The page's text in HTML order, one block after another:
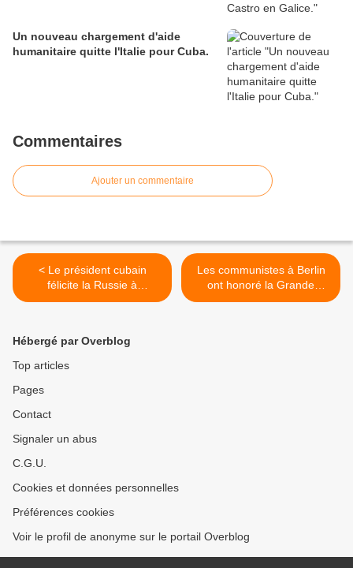
Un nouveau chargement d'aide
humanitaire quitte l'Italie pour Cuba.
Commentaires
Ajouter un commentaire
< Le président cubain
félicite la Russie à
l'occasion du jour de la
Les communistes à Berlin
ont honoré la Grande
Victoire Antifasciste malgré
Hébergé par Overblog
Top articles
Pages
Contact
Signaler un abus
C.G.U.
Cookies et données personnelles
Préférences cookies
Voir le profil de anonyme sur le portail Overblog